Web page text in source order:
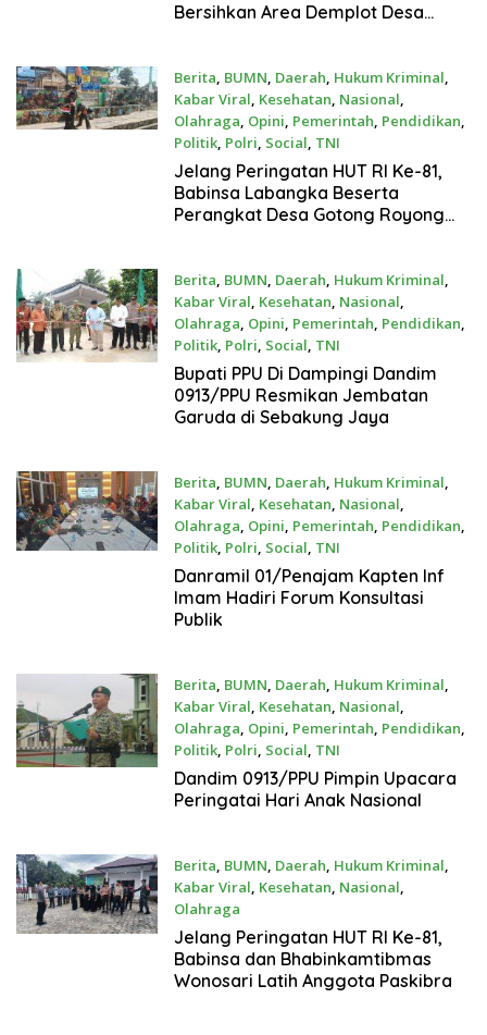
Bersihkan Area Demplot Desa
Berita, BUMN, Daerah, Hukum Kriminal,
Kabar Viral, Kesehatan, Nasional,
Olahraga, Opini, Pemerintah, Pendidikan,
Politik, Polri, Social, TNI
Juli 24, 2026
Jelang Peringatan HUT RI Ke-81,
Babinsa Labangka Beserta
Perangkat Desa Gotong Royong
Berita, BUMN, Daerah, Hukum Kriminal,
Kabar Viral, Kesehatan, Nasional,
Olahraga, Opini, Pemerintah, Pendidikan,
Politik, Polri, Social, TNI
Juli 24, 2026
Bupati PPU Di Dampingi Dandim
0913/PPU Resmikan Jembatan
Garuda di Sebakung Jaya
Berita, BUMN, Daerah, Hukum Kriminal,
Kabar Viral, Kesehatan, Nasional,
Olahraga, Opini, Pemerintah, Pendidikan,
Politik, Polri, Social, TNI
Juli 23, 2026
Danramil 01/Penajam Kapten Inf
Imam Hadiri Forum Konsultasi
Publik
Berita, BUMN, Daerah, Hukum Kriminal,
Kabar Viral, Kesehatan, Nasional,
Olahraga, Opini, Pemerintah, Pendidikan,
Politik, Polri, Social, TNI
Juli 23, 2026
Dandim 0913/PPU Pimpin Upacara
Peringatai Hari Anak Nasional
Berita, BUMN, Daerah, Hukum Kriminal,
Kabar Viral, Kesehatan, Nasional,
Olahraga
Juli 23, 2026
Jelang Peringatan HUT RI Ke-81,
Babinsa dan Bhabinkamtibmas
Wonosari Latih Anggota Paskibra